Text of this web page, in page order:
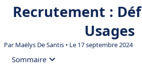
Recrutement :
Usages
ParMaëlys De Santis • Le 17 septembre 2024
Sommaire